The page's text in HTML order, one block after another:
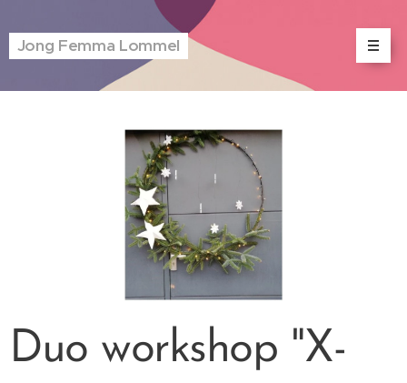
Jong Femma Lommel
Duo workshop "X-